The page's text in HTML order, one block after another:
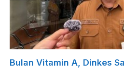
Bulan Vitamin A, Dinkes